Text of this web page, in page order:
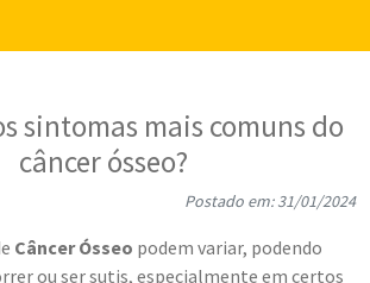
sintomas mais comuns do
câncer ósseo?
Postado em: 31/01/2024
Câncer Ósseo podem variar, podendo
ou ser sutis, especialmente em certos